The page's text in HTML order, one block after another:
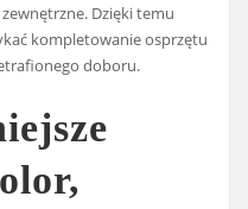
Dzięki temu
kompletowanie osprzętu
doboru.